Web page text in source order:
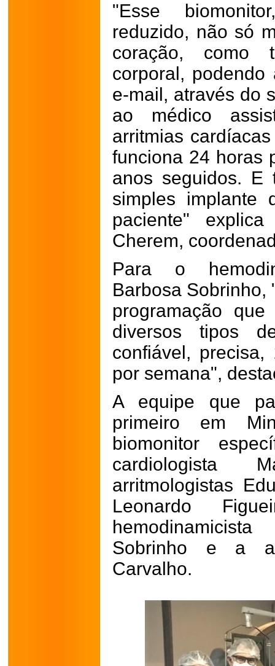
"Esse
reduzido, não só
coração, como
corporal, podendo
e-mail, através do
ao médico
arritmias
funciona 24 horas
anos seguidos. E
simples
paciente"
Cherem,
Para o
Barbosa Sobrinho,
programação
diversos tipos
confiável,
por semana",
A equipe que
primeiro em
biomonitor
cardiologista
arritmologistas
Leonardo
Sobrinho e a
Carvalho.